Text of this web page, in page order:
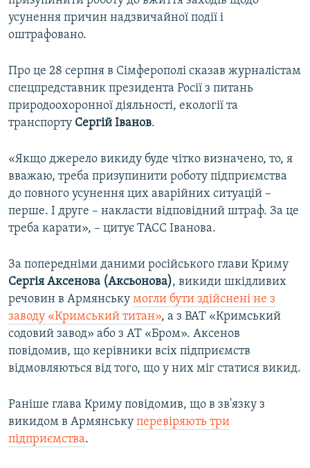
усунення причин надзвичайної події і
оштрафовано.
Про це 28 серпня в Сімферополі сказав журналістам
спецпредставник президента Росії з питань
природоохоронної діяльності, екології та
транспорту Сергій Іванов.
«Якщо джерело викиду буде чітко визначено, то, я
вважаю, треба призупинити роботу підприємства
до повного усунення цих аварійних ситуацій –
перше. І друге – накласти відповідний штраф. За це
треба карати», – цитує ТАСС Іванова.
За попередніми даними російського глави Криму
Сергія Аксенова (Аксьонова), викиди шкідливих
речовин в Армянську могли бути здійснені не з
заводу «Кримський титан», а з ВАТ «Кримський
содовий завод» або з АТ «Бром». Аксенов
повідомив, що керівники всіх підприємств
відмовляються від того, що у них міг статися викид.
Раніше глава Криму повідомив, що в зв'язку з
викидом в Армянську перевіряють три
підприємства.